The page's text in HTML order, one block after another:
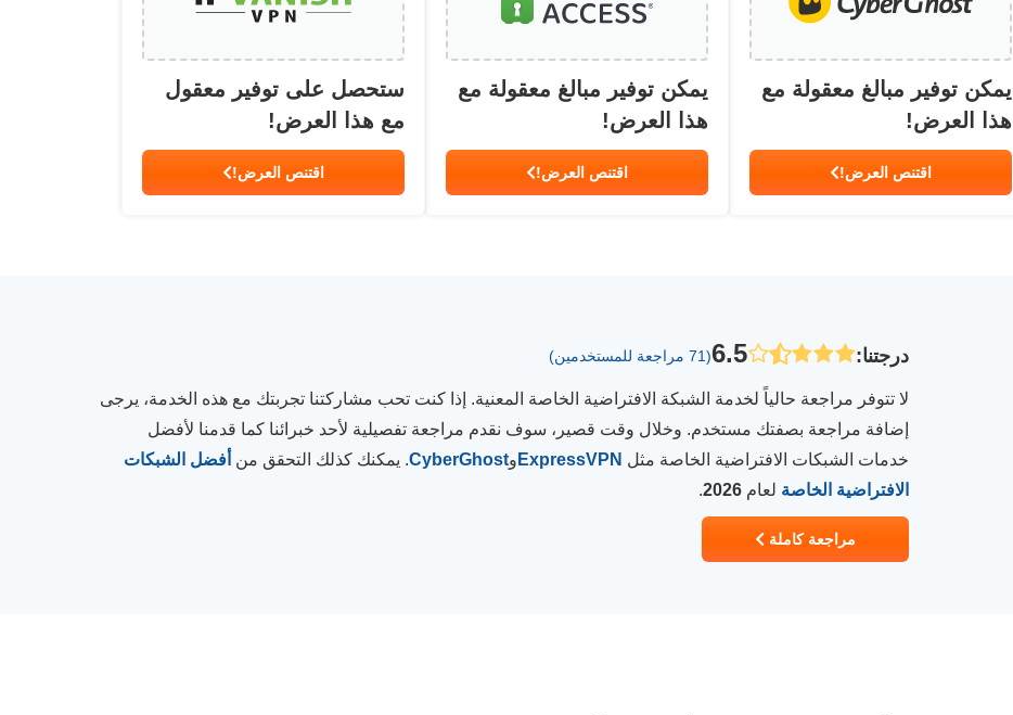
يمكن توفير مبالغ معقولة مع
هذا العرض!
اقتنص العرض!
يمكن توفير مبالغ معقولة مع
هذا العرض!
اقتنص العرض!
ستحصل على توفير معقول
مع هذا العرض!
اقتنص العرض!
درجتنا:
6.5(71 مراجعة للمستخدمين)
لا تتوفر مراجعة حالياً لخدمة الشبكة الافتراضية الخاصة المعنية. إذا كنت تحب مشاركتنا تجربتك مع هذه الخدمة، يرجى
إضافة مراجعة بصفتك مستخدم. وخلال وقت قصير، سوف نقدم مراجعة تفصيلية لأحد خبرائنا كما قدمنا لأفضل
خدمات الشبكات الافتراضية الخاصة مثل ExpressVPN وCyberGhost. يمكنك كذلك التحقق من أفضل الشبكات
الافتراضية الخاصة لعام 2026
.
مراجعة كاملة